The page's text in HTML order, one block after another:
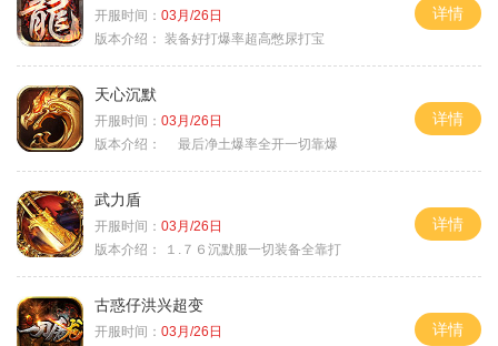
开服时间： 03月/26日
版本介绍： 装备好打爆率超高憋尿打宝
详情
天心沉默
开服时间： 03月/26日
版本介绍：
最后净土爆率全开一切靠爆
详情
武力盾
开服时间： 03月/26日
版本介绍：
１.７６沉默服一切装备全靠打
详情
古惑仔洪兴超变
开服时间： 03月/26日
详情